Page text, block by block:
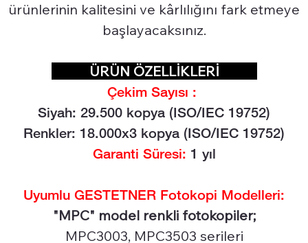
ürünlerinin kalitesini ve kârlılığını fark etmeye
başlayacaksınız.
ÜRÜN ÖZELLİKLERİ
Çekim Sayısı :
Siyah: 29.500 kopya (ISO/IEC 19752)
Renkler: 18.000x3 kopya (ISO/IEC 19752)
Garanti Süresi: 1 yıl
Uyumlu GESTETNER Fotokopi Modelleri:
"MPC" model renkli fotokopiler;
MPC3003, MPC3503 serileri